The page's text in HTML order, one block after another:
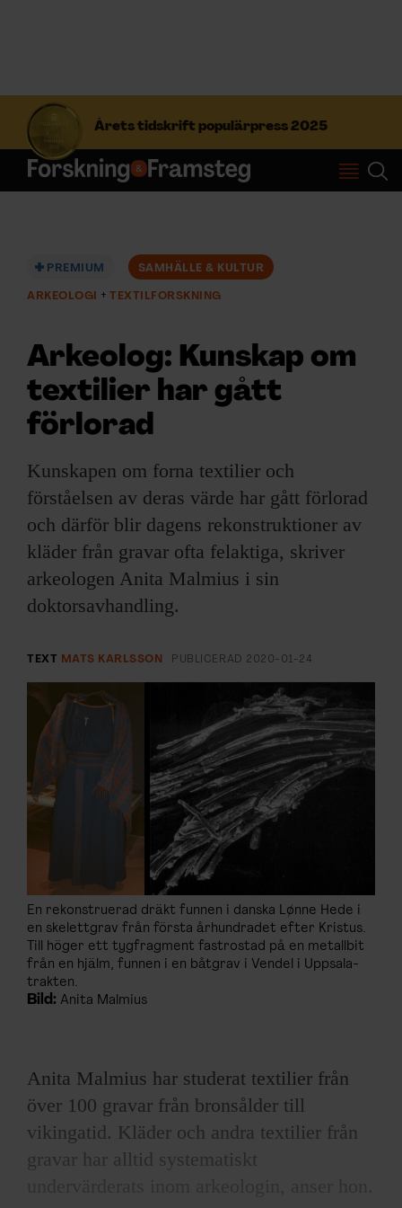
Årets tidskrift populärpress 2025
S
f
t
Prenumerera
ÄMNEN
ARKIV & E-TIDNING
EVENEMANG & RESOR
SHOP
KONTAKTA F&F
SKRIV I F&F
PRENUMERERA PÅ F&F
ANNONSERA I F&F
OM F&F
PREMIUM SAMHÄLLE & KULTUR
ARKEOLOGI TEXTILFORSKNING
Arkeolog: Kunskap om
textilier har gått
förlorad
Kunskapen om forna textilier och
förståelsen av deras värde har gått förlorad
och därför blir dagens rekonstruktioner av
kläder från gravar ofta felaktiga, skriver
arkeologen Anita Malmius i sin
doktorsavhandling.
TEXT MATS KARLSSON PUBLICERAD 2020-01-24
En rekonstruerad dräkt funnen i danska Lønne Hede i
en skelettgrav från första århundradet efter Kristus.
Till höger ett tygfragment fastrostad på en metallbit
från en hjälm, funnen i en båtgrav i Vendel i Uppsala-
trakten.
Bild: Anita Malmius
Anita Malmius har studerat textilier från
över 100 gravar från bronsålder till
vikingatid. Kläder och andra textilier från
gravar har alltid systematiskt